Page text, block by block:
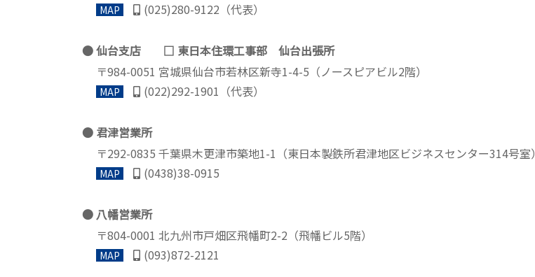
MAP (025)280-9122（代表）
仙台支店 □ 東日本住環工事部 仙台出張所
〒984-0051 宮城県仙台市若林区新寺1-4-5（ノースピアビル2階）
MAP (022)292-1901（代表）
君津営業所
〒292-0835 千葉県木更津市築地1-1（東日本製鉄所君津地区ビジネスセンター314号室）
MAP (0438)38-0915
八幡営業所
〒804-0001 北九州市戸畑区飛幡町2-2（飛幡ビル5階）
MAP (093)872-2121